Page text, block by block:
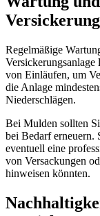
Regelmäßige
von Einläufen, um
die Anlage
Niederschlägen.
Bei Mulden sollten
bei Bedarf erneuern.
eventuell eine
von Versackungen
hinweisen könnten.